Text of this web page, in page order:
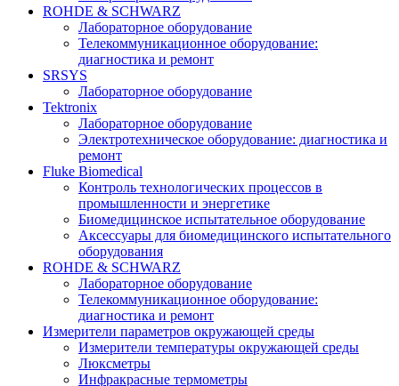
ROHDE & SCHWARZ
Лабораторное оборудование
Телекоммуникационное оборудование:
диагностика и ремонт
SRSYS
Лабораторное оборудование
Tektronix
Лабораторное оборудование
Электротехническое оборудование: диагностика и
ремонт
Fluke Biomedical
Контроль технологических процессов в
промышленности и энергетике
Биомедицинское испытательное оборудование
Аксессуары для биомедицинского испытательного
оборудования
ROHDE & SCHWARZ
Лабораторное оборудование
Телекоммуникационное оборудование:
диагностика и ремонт
Измерители параметров окружающей среды
Измерители температуры окружающей среды
Люксметры
Инфракрасные термометры